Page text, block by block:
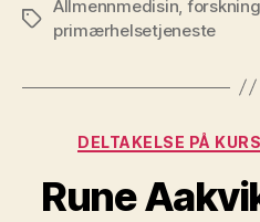
Stikkord
Allmennmedisin, forskning
primærhelsetjeneste
DELTAKELSE PÅ
Rune